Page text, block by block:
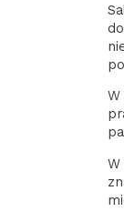
W
W